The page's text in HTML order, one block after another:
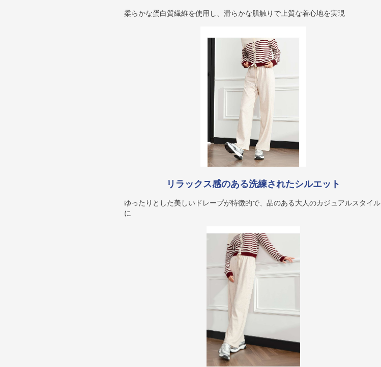
柔らかな蛋白質繊維を使用し、滑らかな肌触りで上質な着心地を実現
リラックス感のある洗練されたシルエット
ゆったりとした美しいドレープが特徴的で、品のある大人のカジュアルスタイル
に